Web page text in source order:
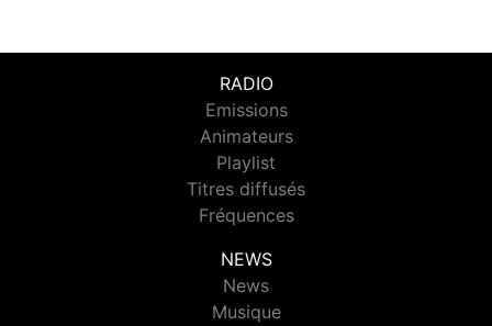
RADIO
Emissions
Animateurs
Playlist
Titres diffusés
Fréquences
NEWS
News
Musique